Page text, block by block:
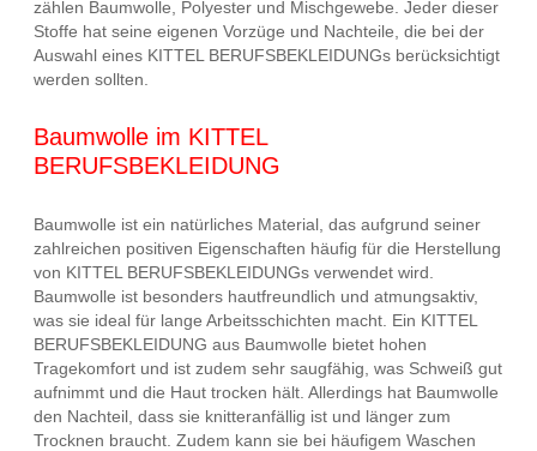
zählen Baumwolle, Polyester und Mischgewebe. Jeder dieser
Stoffe hat seine eigenen Vorzüge und Nachteile, die bei der
Auswahl eines KITTEL BERUFSBEKLEIDUNGs berücksichtigt
werden sollten.
Baumwolle im KITTEL
BERUFSBEKLEIDUNG
Baumwolle ist ein natürliches Material, das aufgrund seiner
zahlreichen positiven Eigenschaften häufig für die Herstellung
von KITTEL BERUFSBEKLEIDUNGs verwendet wird.
Baumwolle ist besonders hautfreundlich und atmungsaktiv,
was sie ideal für lange Arbeitsschichten macht. Ein KITTEL
BERUFSBEKLEIDUNG aus Baumwolle bietet hohen
Tragekomfort und ist zudem sehr saugfähig, was Schweiß gut
aufnimmt und die Haut trocken hält. Allerdings hat Baumwolle
den Nachteil, dass sie knitteranfällig ist und länger zum
Trocknen braucht. Zudem kann sie bei häufigem Waschen